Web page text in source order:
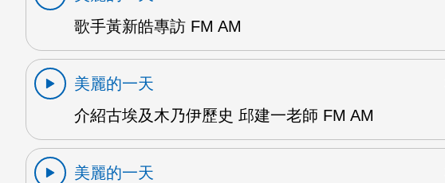
歌手黃新皓專訪 FM AM
美麗的一天
介紹古埃及木乃伊歷史 邱建一老師 FM AM
美麗的一天